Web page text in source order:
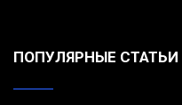
ПОПУЛЯРНЫЕ СТАТЬИ